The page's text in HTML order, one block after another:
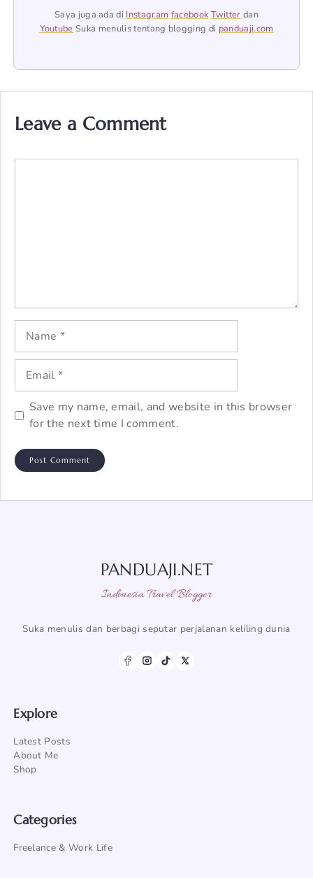
Saya juga ada di Instagram facebook Twitter dan
Youtube Suka menulis tentang blogging di panduaji.com
Leave a Comment
Name
Email
Save my name, email, and website in this browser
for the next time I comment.
PANDUAJI.NET
Indonesia Travel Blogger
Suka menulis dan berbagi seputar perjalanan keliling dunia
Explore
Latest Posts
About Me
Shop
Categories
Freelance & Work Life